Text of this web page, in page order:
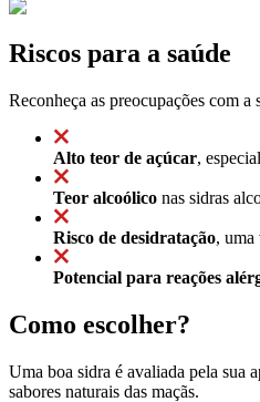
Riscos para a saúde
Reconheça as preocupações com a
Alto teor de açúcar,
Teor alcoólico nas sidras
Risco de desidratação, uma
Potencial para reações
Como escolher?
Uma boa sidra é avaliada pela sua
sabores naturais das maçãs.